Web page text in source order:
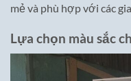
mẻ và phù hợp với các
Lựa chọn màu sắc